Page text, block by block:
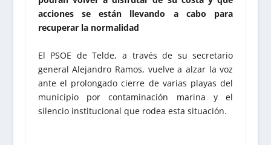
acciones se están llevando a cabo para
recuperar la normalidad
El PSOE de Telde, a través de su secretario
general Alejandro Ramos, vuelve a alzar la voz
ante el prolongado cierre de varias playas del
municipio por contaminación marina y el
silencio institucional que rodea esta situación.